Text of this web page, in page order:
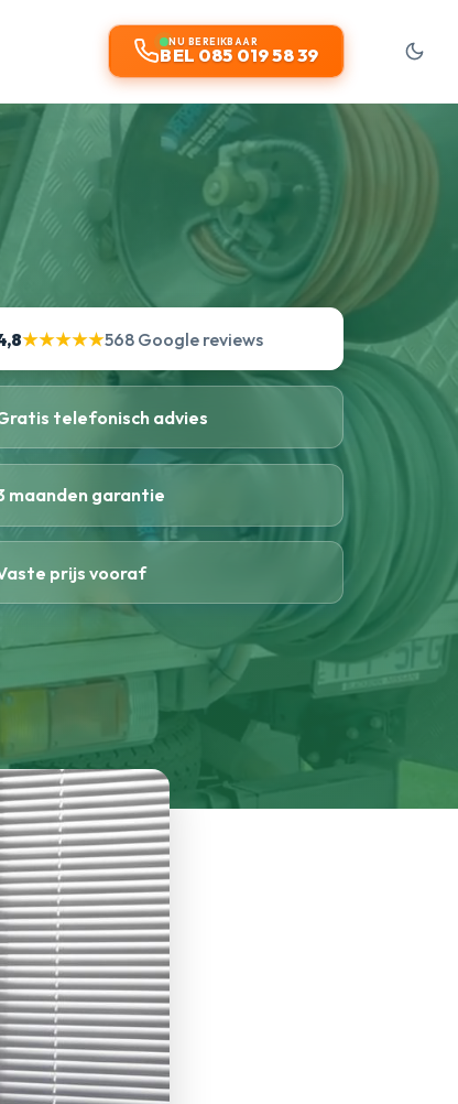
NU BEREIKBAAR
BEL 085 019 58 39
★★★★★568 Google reviews
telefonisch advies
maanden garantie
prijs vooraf